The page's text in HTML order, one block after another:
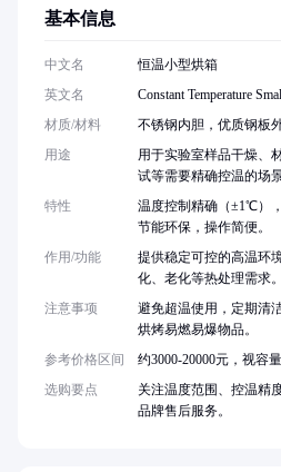
基本信息
中文名
恒温小型烘箱
英文名
Constant Temperature
材质/材料
不锈钢内胆，优质钢板
用途
用于实验室样品干燥、
试等需要精确控温的场景
特性
温度控制精确（±1℃）
节能环保，操作简便。
作用/功能
提供稳定可控的高温环
化、老化等热处理需求。
注意事项
避免超温使用，定期清
烘烤易燃易爆物品。
参考价格区间
约3000-20000元，视容
选购要点
关注温度范围、控温精
品牌售后服务。